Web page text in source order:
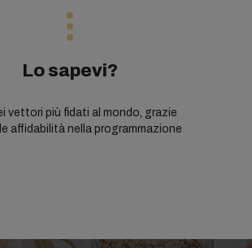
Lo sapevi?
vettori più fidati al mondo, grazie
affidabilità nella programmazione